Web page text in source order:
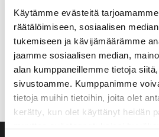
Käytämme evästeitä
räätälöimiseen, sosiaalisen
tukemiseen ja kävijämäärämme
jaamme sosiaalisen median,
alan kumppaneillemme tietoja
sivustoamme. Kumppanimme
tietoja muihin tietoihin, joita olet
kerätty, kun olet käyttänyt heidän